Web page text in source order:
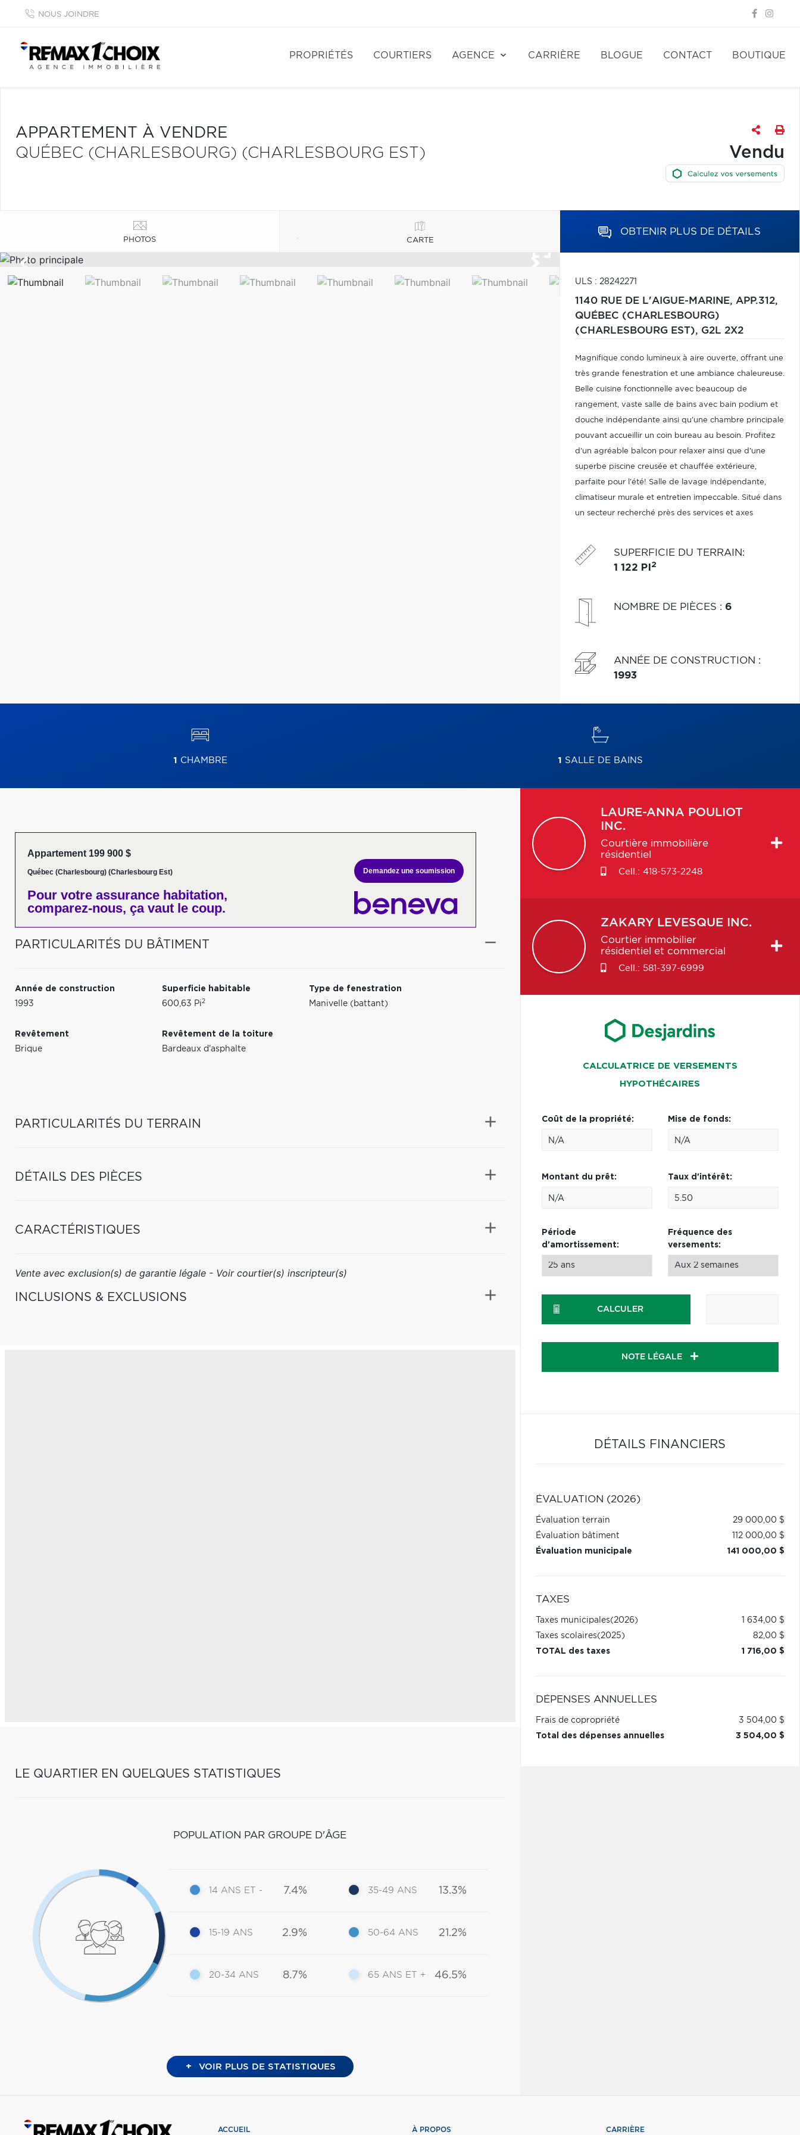
NOUS JOINDRE
PROPRIÉTÉS COURTIERS AGENCE CARRIÈRE BLOGUE CONTACT BOUTIQUE
APPARTEMENT À VENDRE
QUÉBEC (CHARLESBOURG) (CHARLESBOURG EST)
Vendu
PHOTOS CARTE
OBTENIR PLUS DE DÉTAILS
ULS : 28242271
1140 RUE DE L'AIGUE-MARINE, APP.312,
QUÉBEC (CHARLESBOURG)
(CHARLESBOURG EST), G2L 2X2
Magnifique condo lumineux à aire ouverte, offrant une
très grande fenestration et une ambiance chaleureuse.
Belle cuisine fonctionnelle avec beaucoup de
rangement, vaste salle de bains avec bain podium et
douche indépendante ainsi qu'une chambre principale
pouvant accueillir un coin bureau au besoin. Profitez
d'un agréable balcon pour relaxer ainsi que d'une
superbe piscine creusée et chauffée extérieure,
parfaite pour l'été! Salle de lavage indépendante,
climatiseur murale et entretien impeccable. Situé dans
un secteur recherché près des services et axes
gestion de copropriété!
SUPERFICIE DU TERRAIN:
1 122 PI 2
NOMBRE DE PIÈCES : 6
ANNÉE DE CONSTRUCTION :
1993
1 CHAMBRE 1 SALLE DE BAINS
Appartement 199 900 $
Québec (Charlesbourg) (Charlesbourg Est)
Pour votre assurance habitation,
comparez-nous, ça vaut le coup.
Demandez une soumission
PARTICULARITÉS DU BÂTIMENT
Année de construction
1993
Superficie habitable
600,63 Pi2
Type de fenestration
Manivelle (battant)
Revêtement
Brique
Revêtement de la toiture
Bardeaux d'asphalte
PARTICULARITÉS DU TERRAIN
DÉTAILS DES PIÈCES
CARACTÉRISTIQUES
Vente avec exclusion(s) de garantie légale - Voir courtier(s) inscripteur(s)
INCLUSIONS & EXCLUSIONS
LE QUARTIER EN QUELQUES STATISTIQUES
POPULATION PAR GROUPE D'ÂGE
14 ANS ET - 7.4%
15-19 ANS 2.9%
20-34 ANS 8.7%
35-49 ANS 13.3%
50-64 ANS 21.2%
65 ANS ET + 46.5%
+ VOIR PLUS DE STATISTIQUES
LAURE-ANNA POULIOT
INC.
Courtière immobilière
résidentiel
Cell.: 418-573-2248
ZAKARY LEVESQUE INC.
Courtier immobilier
résidentiel et commercial
Cell.: 581-397-6999
CALCULATRICE DE VERSEMENTS
HYPOTHÉCAIRES
Coût de la propriété: Mise de fonds:
Montant du prêt: Taux d'intérêt:
Période
d'amortissement:
Fréquence des
versements:
CALCULER
NOTE LÉGALE
DÉTAILS FINANCIERS
ÉVALUATION (2026)
Évaluation terrain
29 000,00 $
Évaluation bâtiment
112 000,00 $
Évaluation municipale
141 000,00 $
TAXES
Taxes municipales(2026)
1 634,00 $
Taxes scolaires(2025)
82,00 $
TOTAL des taxes
1 716,00 $
DÉPENSES ANNUELLES
Frais de copropriété
3 504,00 $
Total des dépenses annuelles
3 504,00 $
ACCUEIL À PROPOS CARRIÈRE